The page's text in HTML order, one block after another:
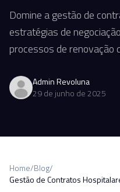
Domine a gestão de
estratégias de
processos de renovação
Admin Revoluna
29 de junho de 2025
Home/Blog/
Gestão de Contratos